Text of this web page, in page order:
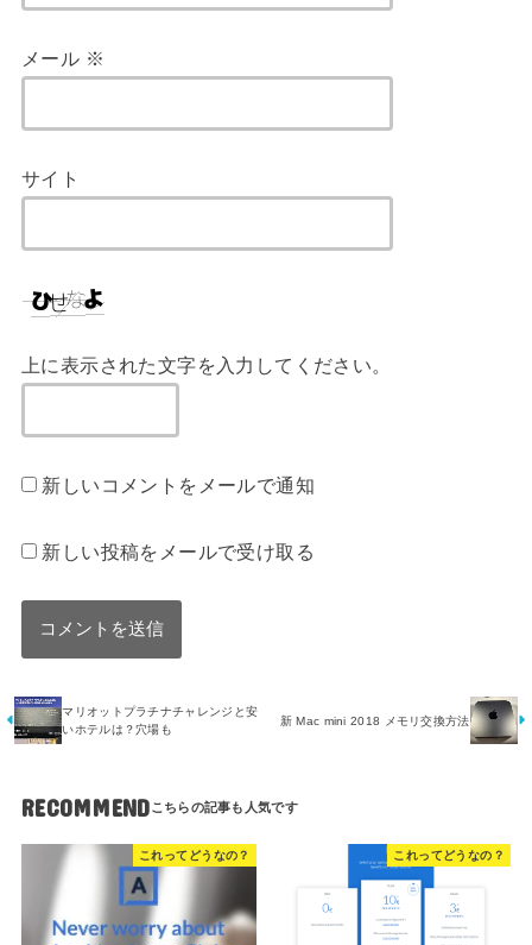
メール ※
サイト
上に表示された文字を入力してください。
新しいコメントをメールで通知
新しい投稿をメールで受け取る
マリオットプラチナチャレンジと安
いホテルは？穴場も
新 Mac mini 2018 メモリ交換方法
RECOMMEND
これってどうなの？ これってどうなの？